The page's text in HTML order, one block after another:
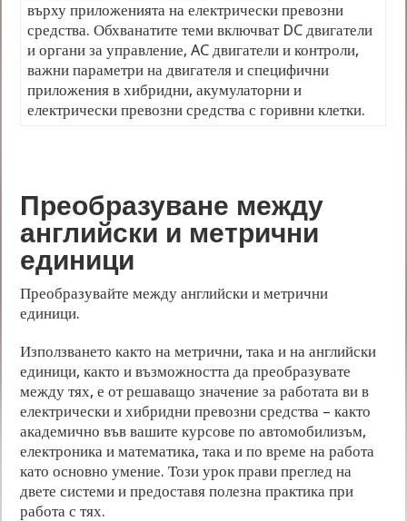
върху приложенията на електрически превозни
средства. Обхванатите теми включват DC двигатели
и органи за управление, AC двигатели и контроли,
важни параметри на двигателя и специфични
приложения в хибридни, акумулаторни и
електрически превозни средства с горивни клетки.
Преобразуване между
английски и метрични
единици
Преобразувайте между английски и метрични
единици.
Използването както на метрични, така и на английски
единици, както и възможността да преобразувате
между тях, е от решаващо значение за работата ви в
електрически и хибридни превозни средства – както
академично във вашите курсове по автомобилизъм,
електроника и математика, така и по време на работа
като основно умение. Този урок прави преглед на
двете системи и предоставя полезна практика при
работа с тях.